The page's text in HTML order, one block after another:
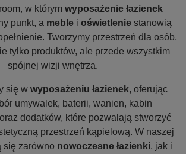
w którym wyposażenie łazienek
punkt, a meblei oświetleniestanowią
Tworzymy przestrzeń dla osób,
tylko produktów, ale przede wszystkim
spójnej wizji wnętrza.
się w wyposażeniu łazienek, oferując
umywalek, baterii, wanien, kabin
dodatków, które pozwalają stworzyć
przestrzeń kąpielową. W naszej
się zarówno nowoczesne łazienki, jak i